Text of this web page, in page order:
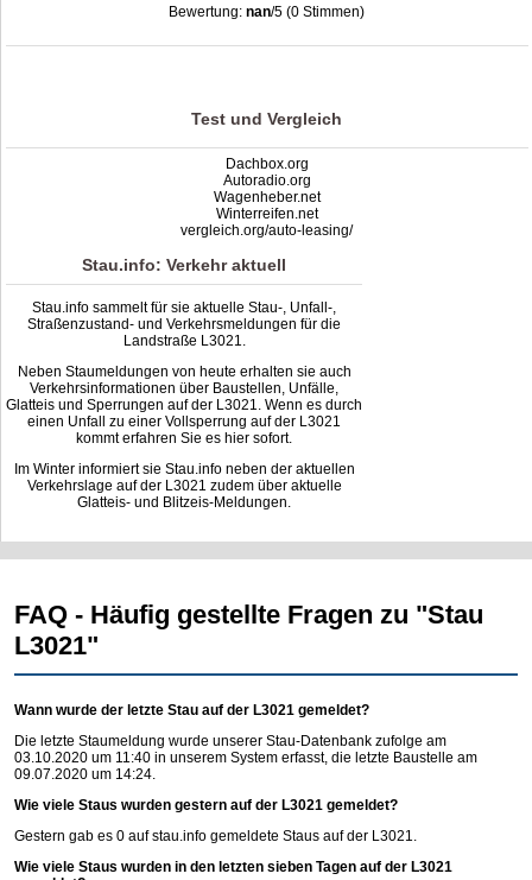
Bewertung:nan/5 (0 Stimmen)
Stau L3021: Unfälle, Sperrung & Baustellen | Staumelder L3021 ,nanout of5
Test und Vergleich
Dachbox.org
Autoradio.org
Wagenheber.net
Winterreifen.net
vergleich.org/auto-leasing/
Stau.info: Verkehr aktuell
Stau.info sammelt für sie aktuelle Stau-, Unfall-,
Straßenzustand- und Verkehrsmeldungen für die
Landstraße L3021.
Neben Staumeldungen von heute erhalten sie auch
Verkehrsinformationen über Baustellen, Unfälle,
Glatteis und Sperrungen auf der L3021. Wenn es durch
einen Unfall zu einer Vollsperrung auf der L3021
kommt erfahren Sie es hier sofort.
Im Winter informiert sie Stau.info neben der aktuellen
Verkehrslage auf der L3021 zudem über aktuelle
Glatteis- und Blitzeis-Meldungen.
FAQ - Häufig gestellte Fragen zu "Stau
L3021"
Wann wurde der letzte Stau auf der L3021 gemeldet?
Die letzte Staumeldung wurde unserer Stau-Datenbank zufolge am
03.10.2020 um 11:40 in unserem System erfasst, die letzte Baustelle am
09.07.2020 um 14:24.
Wie viele Staus wurden gestern auf der L3021 gemeldet?
Gestern gab es 0 aufstau.info gemeldete Staus auf der L3021.
Wie viele Staus wurden in den letzten sieben Tagen auf der L3021